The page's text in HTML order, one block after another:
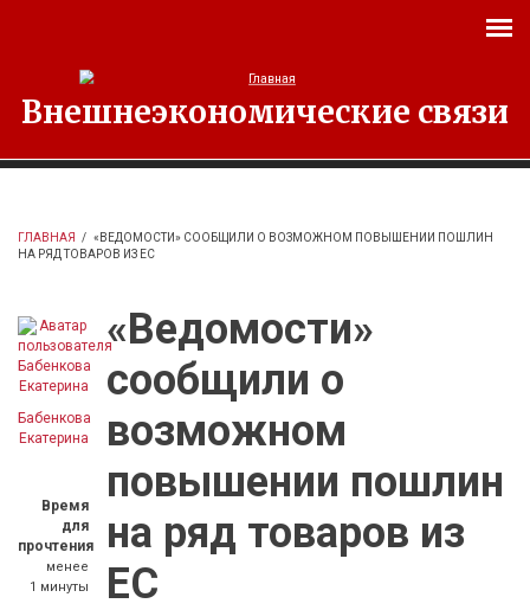
Внешнеэкономические связи
ГЛАВНАЯ / «ВЕДОМОСТИ» СООБЩИЛИ О ВОЗМОЖНОМ ПОВЫШЕНИИ ПОШЛИН
НА РЯД ТОВАРОВ ИЗ ЕС
Бабенкова
Екатерина
Время
для
прочтения
менее
1 минуты
«Ведомости»
сообщили о
возможном
повышении пошлин
на ряд товаров из
ЕС